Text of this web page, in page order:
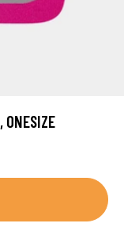
ONESIZE